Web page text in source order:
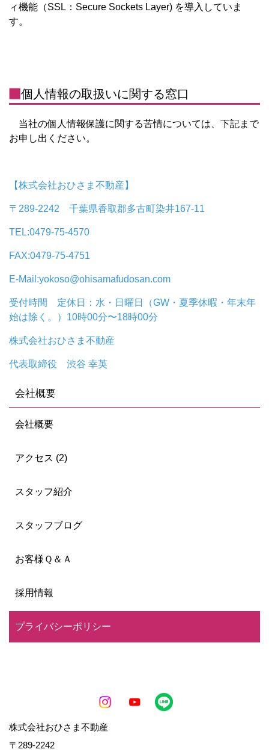
ィ機能（SSL：Secure Sockets Layer) を導入していま
す。
個人情報の取扱いに関する窓口
当社の個人情報保護に関する苦情については、下記まで
お申し出ください。
【株式会社おひさま不動産】
〒289-2242 千葉県香取郡多古町染井167-11
TEL:0479-75-4570
FAX:0479-75-4751
E-Mail:yokoso@ohisamafudosan.com
受付時間 定休日：水・日曜日（GW・夏季休暇・年末年
始は除く。）10時00分〜18時00分
株式会社おひさま不動産
代表取締役 渋谷 幸英
会社概要
会社概要
アクセス (2)
スタッフ紹介
スタッフブログ
お客様Ｑ＆Ａ
採用情報
プライバシーポリシー
株式会社おひさま不動産
〒289-2242